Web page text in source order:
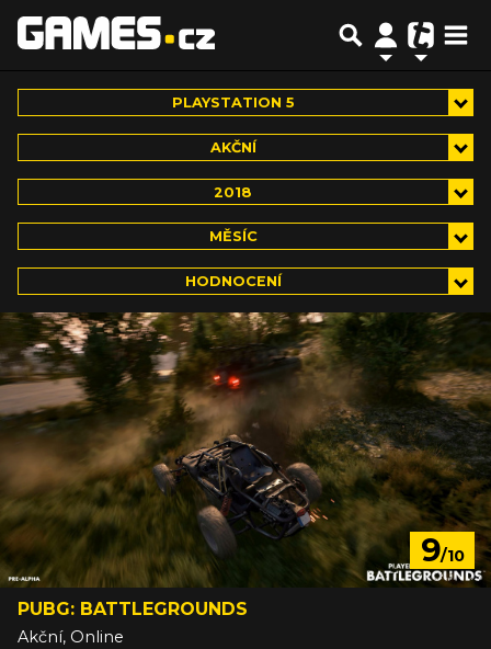
PLAYSTATION 5
AKČNÍ
2018
MĚSÍC
HODNOCENÍ
9/10
PUBG: BATTLEGROUNDS
Akční, Online